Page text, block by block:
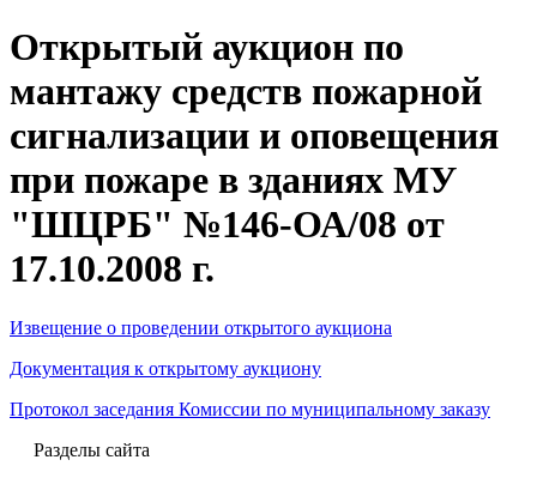
Открытый аукцион по
мантажу средств пожарной
сигнализации и оповещения
при пожаре в зданиях МУ
"ШЦРБ" №146-ОА/08 от
17.10.2008 г.
Извещение о проведении открытого аукциона
Документация к открытому аукциону
Протокол заседания Комиссии по муниципальному заказу
Разделы сайта